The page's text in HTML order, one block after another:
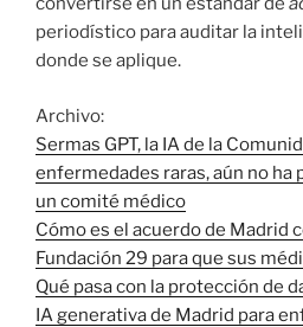
periodístico para auditar la
donde se aplique.
Archivo:
Sermas GPT, la IA de la
enfermedades raras, aún no ha
un comité médico
Cómo es el acuerdo de Madrid
Fundación 29 para que sus
Qué pasa con la protección de
IA generativa de Madrid para